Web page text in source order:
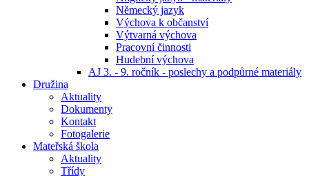
Německý jazyk
Výchova k občanství
Výtvarná výchova
Pracovní činnosti
Hudební výchova
AJ 3. - 9. ročník - poslechy a podpůrné materiály
Družina
Aktuality
Dokumenty
Kontakt
Fotogalerie
Mateřská škola
Aktuality
Třídy